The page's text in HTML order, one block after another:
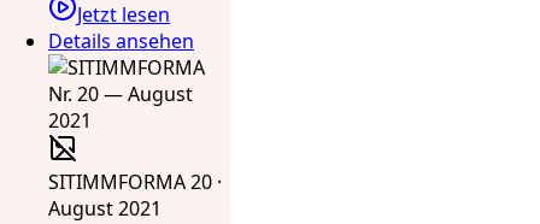
Jetzt lesen
Details ansehen
SITIMMFORMA 20 ·
August 2021